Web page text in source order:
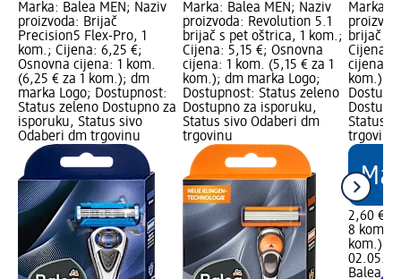
Marka: Balea MEN; Naziv
proizvoda: Brijač
Precision5 Flex-Pro, 1
kom.; Cijena: 6,25 €;
Osnovna cijena: 1 kom.
(6,25 € za 1 kom.); dm
marka Logo; Dostupnost:
Status zeleno Dostupno za
isporuku, Status sivo
Odaberi dm trgovinu
Marka: Balea MEN; Naziv
proizvoda: Revolution 5.1
brijač s pet oštrica, 1 kom.;
Cijena: 5,15 €; Osnovna
cijena: 1 kom. (5,15 € za 1
kom.); dm marka Logo;
Dostupnost: Status zeleno
Dostupno za isporuku,
Status sivo Odaberi dm
trgovinu
Marka:
brijač s
Cijena:
cijena: 8
kom.);
Status
trgovinu
2,60 €
8 kom.
kom.)
Balea